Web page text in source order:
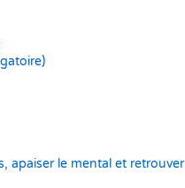
le mental et